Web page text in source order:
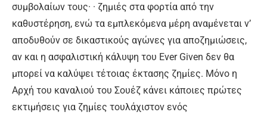
συμβολαίων τους· · ζημιές στα φορτία από την
καθυστέρηση, ενώ τα εμπλεκόμενα μέρη αναμένεται ν’
αποδυθούν σε δικαστικούς αγώνες για αποζημιώσεις,
αν και η ασφαλιστική κάλυψη του Ever Given δεν θα
μπορεί να καλύψει τέτοιας έκτασης ζημίες. Μόνο η
Αρχή του καναλιού του Σουέζ κάνει κάποιες πρώτες
εκτιμήσεις για ζημίες τουλάχιστον ενός